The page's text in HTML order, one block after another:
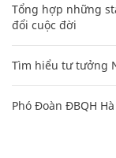
Tổng hợp những
đổi cuộc đời
Tìm hiểu tư tưởng
Phó Đoàn ĐBQH